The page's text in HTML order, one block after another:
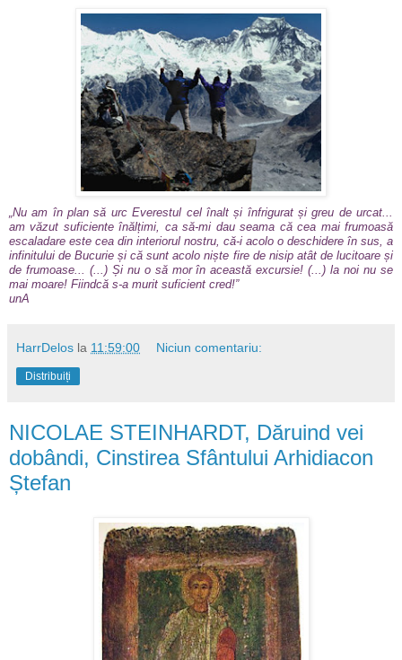
„Nu am în plan să urc Everestul cel înalt și înfrigurat și greu de urcat...
am văzut suficiente înălțimi, ca să-mi dau seama că cea mai frumoasă
escaladare este cea din interiorul nostru, că-i acolo o deschidere în sus, a
infinitului de Bucurie și că sunt acolo niște fire de nisip atât de lucitoare și
de frumoase... (...) Și nu o să mor în această excursie! (...) la noi nu se
mai moare! Fiindcă s-a murit suficient cred!”
unA
HarrDelos la 11:59:00 Niciun comentariu:
Distribuiți
NICOLAE STEINHARDT, Dăruind vei
dobândi, Cinstirea Sfântului Arhidiacon
Ștefan